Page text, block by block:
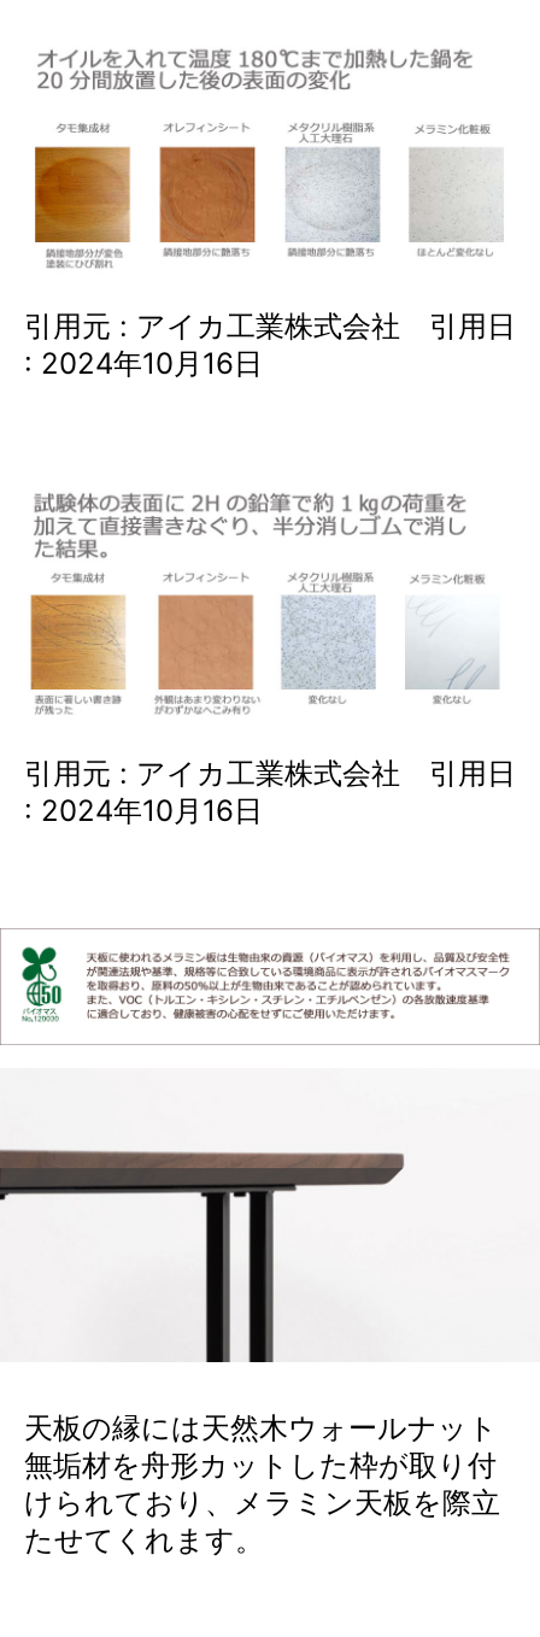
引用元 : アイカ工業株式会社 引用日
: 2024年10月16日
引用元 : アイカ工業株式会社 引用日
: 2024年10月16日
天板の縁には天然木ウォールナット
無垢材を舟形カットした枠が取り付
けられており、メラミン天板を際立
たせてくれます。